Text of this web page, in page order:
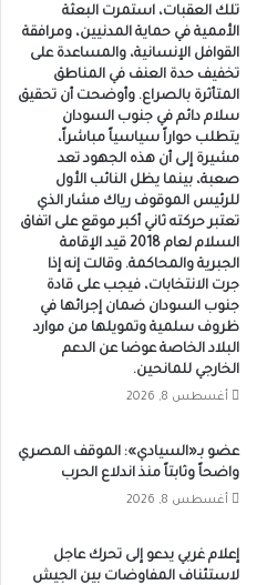
تلك العقبات، استمرت البعثة
الأممية في حماية المدنيين، ومرافقة
القوافل الإنسانية، والمساعدة على
تخفيف حدة العنف في المناطق
المتأثرة بالصراع. وأوضحت أن تحقيق
سلام دائم في جنوب السودان
يتطلب حواراً سياسياً مباشراً،
مشيرة إلى أن هذه الجهود تعد
صعبة، بينما يظل النائب الأول
للرئيس الموقوف رياك مشار الذي
تعتبر حركته ثاني أكبر موقع على اتفاق
السلام لعام 2018 قيد الإقامة
الجبرية والمحاكمة. وقالت إنه إذا
جرت الانتخابات، فيجب على قادة
جنوب السودان ضمان إجرائها في
ظروف سلمية وتمويلها من موارد
البلاد الخاصة عوضا عن الدعم
الخارجي للمانحين.
أغسطس 8, 2026
عضو بـ«السيادي»: الموقف المصري
واضحاً وثابتاً منذ اندلاع الحرب
أغسطس 8, 2026
إعلام غربي يدعو إلى تحرك عاجل
لاستئناف المفاوضات بين الجيش